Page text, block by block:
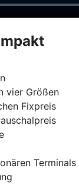
vier Größen
Fixpreis
Terminals